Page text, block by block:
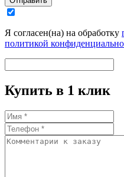
Я согласен(на) на обработку
политикой
Купить в 1 клик